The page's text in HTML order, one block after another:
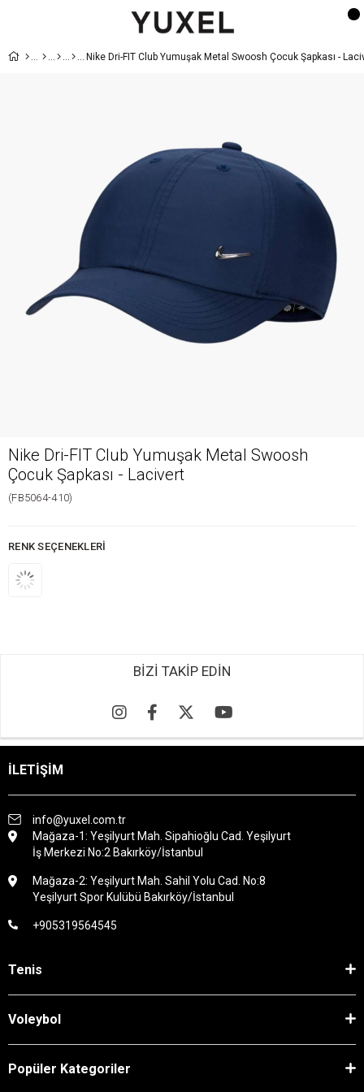
Nike Dri-FIT Club Yumuşak Metal Swoosh Çocuk Şapkası -
Nike Dri-FIT Club Yumuşak Metal Swoosh
Çocuk Şapkası - Lacivert
(FB5064-410)
RENK SEÇENEKLERI
BİZİ TAKİP EDİN
İLETİŞİM
info@yuxel.com.tr
Mağaza-1: Yeşilyurt Mah. Sipahioğlu Cad. Yeşilyurt
İş Merkezi No:2 Bakırköy/İstanbul
Mağaza-2: Yeşilyurt Mah. Sahil Yolu Cad. No:8
Yeşilyurt Spor Kulübü Bakırköy/İstanbul
+905319564545
Tenis
Voleybol
Popüler Kategoriler